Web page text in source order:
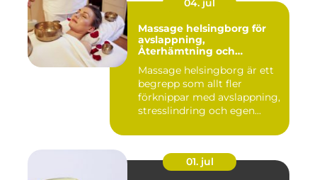
04. jul
Massage helsingborg för
avslappning,
Återhämtning och
Massage helsingborg är ett
begrepp som allt fler
förknippar med avslappning,
stresslindring och egen...
01. jul